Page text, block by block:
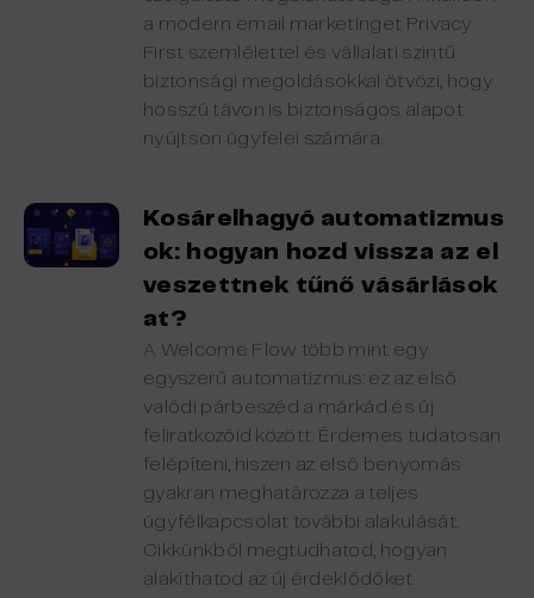
a modern email marketinget Privacy
First szemlélettel és vállalati szintű
biztonsági megoldásokkal ötvözi, hogy
hosszú távon is biztonságos alapot
nyújtson ügyfelei számára.
Kosárelhagyó automatizmus
ok: hogyan hozd vissza az el
veszettnek tűnő vásárlások
at?
A Welcome Flow több mint egy
egyszerű automatizmus: ez az első
valódi párbeszéd a márkád és új
feliratkozóid között. Érdemes tudatosan
felépíteni, hiszen az első benyomás
gyakran meghatározza a teljes
ügyfélkapcsolat további alakulását.
Cikkünkből megtudhatod, hogyan
alakíthatod az új érdeklődőket